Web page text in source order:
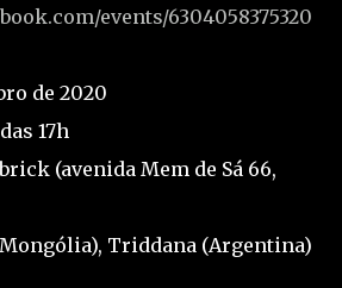
events/6304058375320
de 2020
17h
(avenida Mem de Sá 66,
Triddana (Argentina)